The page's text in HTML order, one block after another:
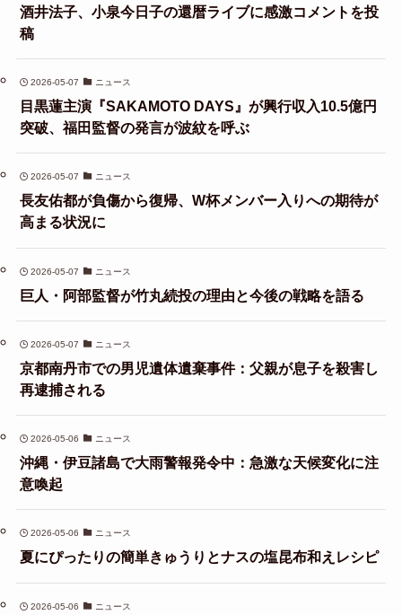
酒井法子、小泉今日子の還暦ライブに感激コメントを投
稿
2026-05-07 ニュース
目黒蓮主演『SAKAMOTO DAYS』が興行収入10.5億円
突破、福田監督の発言が波紋を呼ぶ
2026-05-07 ニュース
長友佑都が負傷から復帰、W杯メンバー入りへの期待が
高まる状況に
2026-05-07 ニュース
巨人・阿部監督が竹丸続投の理由と今後の戦略を語る
2026-05-07 ニュース
京都南丹市での男児遺体遺棄事件：父親が息子を殺害し
再逮捕される
2026-05-06 ニュース
沖縄・伊豆諸島で大雨警報発令中：急激な天候変化に注
意喚起
2026-05-06 ニュース
夏にぴったりの簡単きゅうりとナスの塩昆布和えレシピ
2026-05-06 ニュース